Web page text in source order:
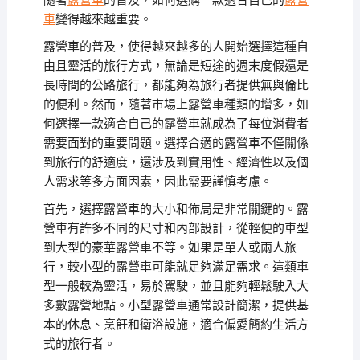
車變得越來越重要。
露營車的普及，使得越來越多的人開始選擇這種自
由且靈活的旅行方式，無論是短途的週末度假還是
長時間的公路旅行，都能夠為旅行者提供無與倫比
的便利。然而，隨著市場上露營車種類的增多，如
何選擇一款適合自己的露營車就成為了每位消費者
需要面對的重要問題。選擇合適的露營車不僅關係
到旅行的舒適度，還涉及到實用性、經濟性以及個
人需求等多方面因素，因此需要謹慎考慮。
首先，選擇露營車的大小和佈局是非常關鍵的。露
營車有許多不同的尺寸和內部設計，從輕便的車型
到大型的豪華露營車不等。如果是單人或兩人旅
行，較小型的露營車可能就足夠滿足需求。這類車
型一般較為靈活，易於駕駛，並且能夠輕鬆駛入大
多數露營地點。小型露營車通常設計簡潔，提供基
本的休息、烹飪和衛浴設施，適合偏愛簡約生活方
式的旅行者。